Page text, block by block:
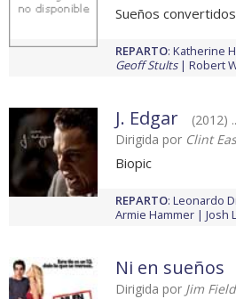
Sueños
REPARTO: Katherine
Geoff Stults
Robert
J. Edgar
(2012)
Dirigida por Clint
Biopic
REPARTO: Leonardo
Armie Hammer
Josh
Ni en sueños
Dirigida por Jim